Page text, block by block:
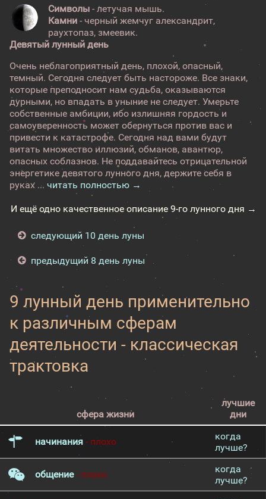
Символы - летучая мышь.
Камни - черный жемчуг александрит,
раухтопаз, змеевик.
Девятый лунный день
Очень неблагоприятный день, плохой, опасный,
темный. Сегодня следует быть настороже. Все знаки,
которые преподносит нам судьба, оказываются
дурными, но впадать в уныние не следует. Умерьте
собственные амбиции, ибо излишняя гордость и
самоуверенность может обернуться против вас и
привести к катастрофе. Сегодня над вами будут
витать множество иллюзий, обманов, авантюр,
опасных соблазнов. Не поддавайтесь отрицательной
энергетике девятого лунного дня, держите себя в
руках ... читать полностью →
И ещё одно качественное описание 9-го лунного дня →
следующий 10 день луны
предыдущий 8 день луны
9 лунный день применительно
к различным сферам
деятельности - классическая
трактовка
сфера жизни
лучшие
дни
начинания - плохо
когда
лучше?
общение- плохо
когда
лучше?